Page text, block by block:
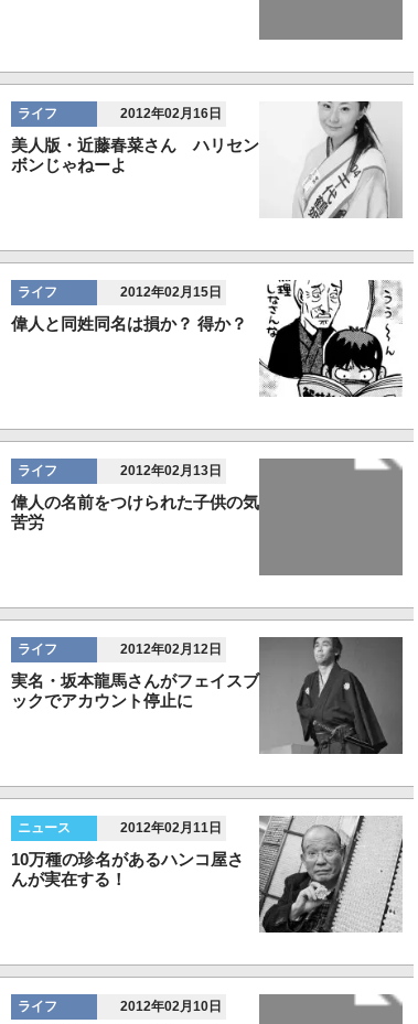
ライフ 2012年02月16日
美人版・近藤春菜さん ハリセン
ボンじゃねーよ
ライフ 2012年02月15日
偉人と同姓同名は損か？ 得か？
ライフ 2012年02月13日
偉人の名前をつけられた子供の気
苦労
ライフ 2012年02月12日
実名・坂本龍馬さんがフェイスブ
ックでアカウント停止に
ニュース 2012年02月11日
10万種の珍名があるハンコ屋さ
んが実在する！
ライフ 2012年02月10日